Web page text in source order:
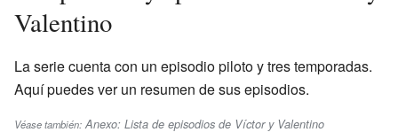
Valentino
La serie cuenta con un episodio piloto y tres temporadas.
Aquí puedes ver un resumen de sus episodios.
Véase también: Anexo: Lista de episodios de Víctor y Valentino